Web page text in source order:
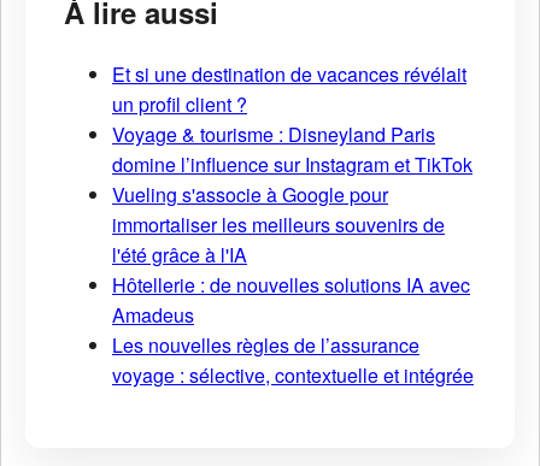
À lire aussi
Et si une destination de vacances révélait
un profil client ?
Voyage & tourisme : Disneyland Paris
domine l’influence sur Instagram et TikTok
Vueling s'associe à Google pour
immortaliser les meilleurs souvenirs de
l'été grâce à l'IA
Hôtellerie : de nouvelles solutions IA avec
Amadeus
Les nouvelles règles de l’assurance
voyage : sélective, contextuelle et intégrée